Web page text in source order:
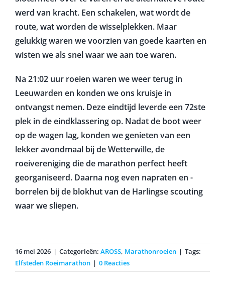
organisatie. Het was niet verantwoord om het
Slotermeer over te varen en de alternatieve route
werd van kracht. Een schakelen, wat wordt de
route, wat worden de wisselplekken. Maar
gelukkig waren we voorzien van goede kaarten en
wisten we als snel waar we aan toe waren.
Na 21:02 uur roeien waren we weer terug in
Leeuwarden en konden we ons kruisje in
ontvangst nemen. Deze eindtijd leverdeeen 72ste
plek in de eindklassering op.Nadat de boot weer
op de wagen lag, konden we genieten van een
lekker avondmaal bij de Wetterwille, de
roeivereniging die de marathon perfect heeft
georganiseerd. Daarna nog even napraten en -
borrelen bij de blokhut van de Harlingse scouting
16 mei 2026 | Categorieën:AROSS,Marathonroeien | Tags: